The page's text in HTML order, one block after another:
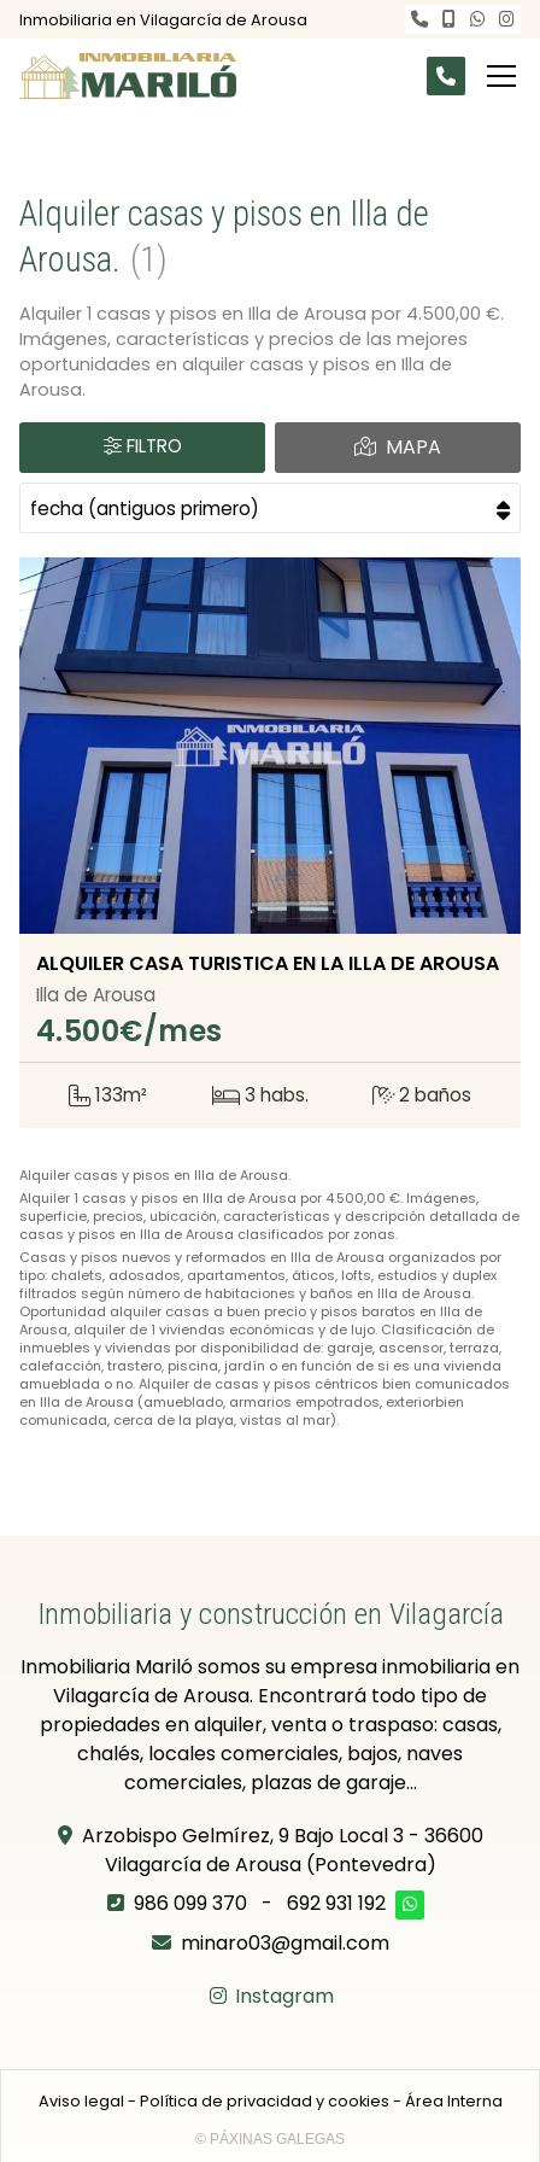
Inmobiliaria en Vilagarcía de Arousa
Alquiler casas y pisos en Illa de
Arousa.
1
Alquiler 1 casas y pisos en Illa de Arousa por 4.500,00 €.
Imágenes, características y precios de las mejores
oportunidades en alquiler casas y pisos en Illa de
Arousa.
FILTRO MAPA
ALQUILER CASA TURISTICA EN LA ILLA DE AROUSA
4.500€/mes
133m² 3 habs. 2 baños
Illa de Arousa
Alquiler casas y pisos en Illa de Arousa.
Alquiler 1 casas y pisos en Illa de Arousa por 4.500,00 €. Imágenes,
superficie, precios, ubicación, características y descripción detallada de
casas y pisos en Illa de Arousa clasificados por zonas.
Casas y pisos nuevos y reformados en Illa de Arousa organizados por
tipo: chalets, adosados, apartamentos, áticos, lofts, estudios y duplex
filtrados según número de habitaciones y baños en Illa de Arousa.
Oportunidad alquiler casas a buen precio y pisos baratos en Illa de
Arousa, alquiler de 1 viviendas económicas y de lujo. Clasificación de
inmuebles y viviendas por disponibilidad de: garaje, ascensor, terraza,
calefacción, trastero, piscina, jardín o en función de si es una vivienda
amueblada o no. Alquiler de casas y pisos céntricos bien comunicados
en Illa de Arousa (amueblado, armarios empotrados, exteriorbien
comunicada, cerca de la playa, vistas al mar).
Inmobiliaria y construcción en Vilagarcía
Inmobiliaria Mariló somos su empresa inmobiliaria en
Vilagarcía de Arousa. Encontrará todo tipo de
propiedades en alquiler, venta o traspaso: casas,
chalés, locales comerciales, bajos, naves
comerciales, plazas de garaje...
Arzobispo Gelmírez, 9 Bajo Local 3 - 36600
Vilagarcía de Arousa (Pontevedra)
986 099 370 -
692 931 192
minaro03@gmail.com
Instagram
Aviso legal - Política de privacidad y cookies - Área Interna
© PÁXINAS GALEGAS